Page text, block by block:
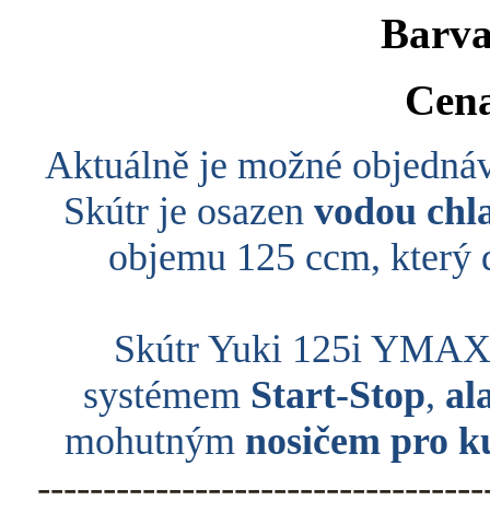
Aktuálně je možné
Skútr je osazen vodou
objemu 125 ccm, který
Skútr Yuki 125i
systémem Start-Stop,
mohutným nosičem pro